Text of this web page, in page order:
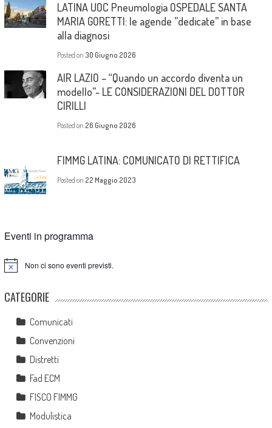
LATINA UOC Pneumologia OSPEDALE SANTA
MARIA GORETTI: le agende ”dedicate” in base
alla diagnosi
Posted on 30 Giugno 2026
AIR LAZIO – “Quando un accordo diventa un
modello”- LE CONSIDERAZIONI DEL DOTTOR
CIRILLI
Posted on 26 Giugno 2026
FIMMG LATINA: COMUNICATO DI RETTIFICA
Posted on 22 Maggio 2023
Eventi in programma
Notice Non ci sono eventi previsti.
CATEGORIE
Comunicati
Convenzioni
Distretti
Fad ECM
FISCO FIMMG
Modulistica